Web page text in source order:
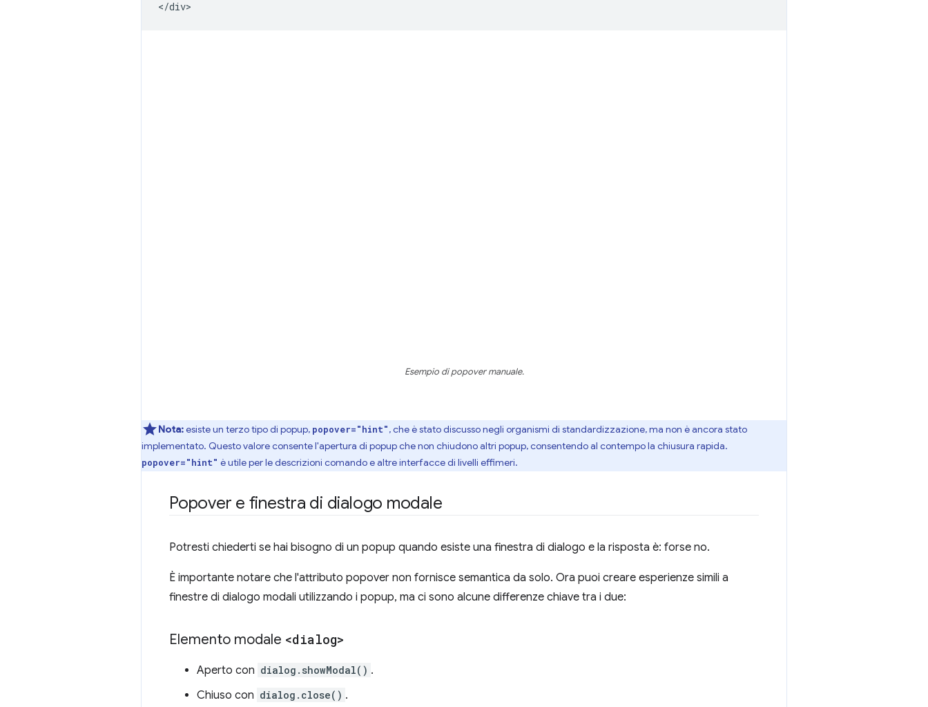
Esempio di popover manuale.
Nota:esiste un terzo tipo di popup, popover="hint", che è stato discusso negli organismi di standardizzazione, ma non è ancora stato
implementato. Questo valore consente l'apertura di popup che non chiudono altri popup, consentendo al contempo la chiusura rapida.
popover="hint" è utile per le descrizioni comando e altre interfacce di livelli effimeri.
Popover e finestra di dialogo modale
Potresti chiederti se hai bisogno di un popup quando esiste una finestra di dialogo e la risposta è: forse no.
È importante notare che l'attributo popover non fornisce semantica da solo. Ora puoi creare esperienze simili a
finestre di dialogo modali utilizzando i popup, ma ci sono alcune differenze chiave tra i due:
Elemento modale <dialog>
Aperto con dialog.showModal() .
Chiuso con dialog.close() .